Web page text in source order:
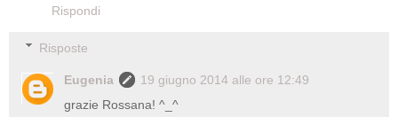
Rispondi
Risposte
Eugenia
19 giugno 2014 alle ore 12:49
grazie Rossana! ^_^